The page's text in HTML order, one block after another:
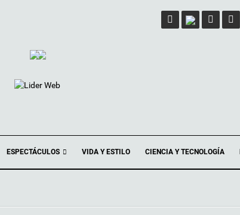
ESPECTÁCULOS VIDA Y ESTILO CIENCIA Y TECNOLOGÍA